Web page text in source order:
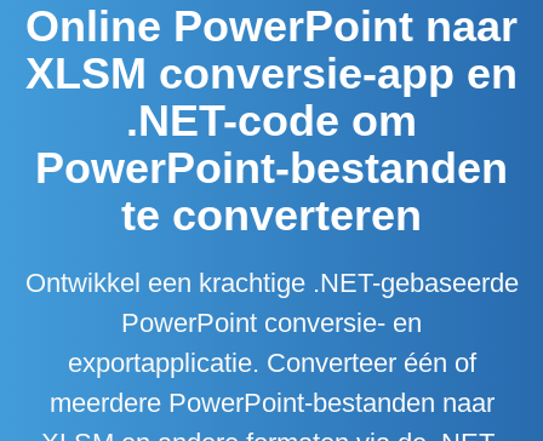
Online PowerPoint naar
XLSM conversie-app en
.NET-code om
PowerPoint-bestanden
te converteren
Ontwikkel een krachtige .NET-gebaseerde
PowerPoint conversie- en
exportapplicatie. Converteer één of
meerdere PowerPoint-bestanden naar